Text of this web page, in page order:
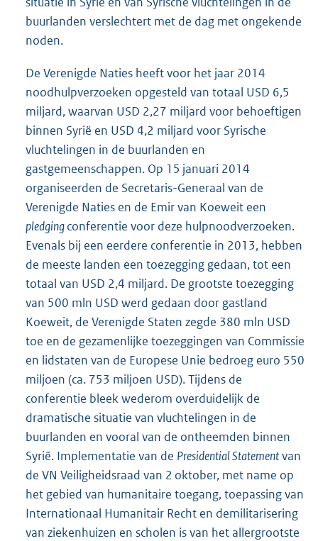
buurlanden verslechtert met de dag met ongekende
noden.
De Verenigde Naties heeft voor het jaar 2014
noodhulpverzoeken opgesteld van totaal USD 6,5
miljard, waarvan USD 2,27 miljard voor behoeftigen
binnen Syrië en USD 4,2 miljard voor Syrische
vluchtelingen in de buurlanden en
gastgemeenschappen. Op 15 januari 2014
organiseerden de Secretaris-Generaal van de
Verenigde Naties en de Emir van Koeweit een
pledgingconferentie voor deze hulpnoodverzoeken.
Evenals bij een eerdere conferentie in 2013, hebben
de meeste landen een toezegging gedaan, tot een
totaal van USD 2,4 miljard. De grootste toezegging
van 500 mln USD werd gedaan door gastland
Koeweit, de Verenigde Staten zegde 380 mln USD
toe en de gezamenlijke toezeggingen van Commissie
en lidstaten van de Europese Unie bedroeg euro 550
miljoen (ca. 753 miljoen USD). Tijdens de
conferentie bleek wederom overduidelijk de
dramatische situatie van vluchtelingen in de
buurlanden en vooral van de ontheemden binnen
Syrië. Implementatie van de Presidential Statementvan
de VN Veiligheidsraad van 2 oktober, met name op
het gebied van humanitaire toegang, toepassing van
Internationaal Humanitair Recht en demilitarisering
van ziekenhuizen en scholen is van het allergrootste